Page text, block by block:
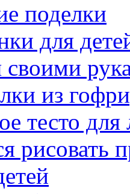
поделки
для
из
тесто для
рисовать